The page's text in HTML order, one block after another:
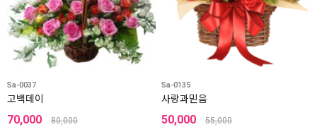
Sa-0037
고백데이
70,000 80,000
Sa-0135
사랑과믿음
50,000 55,000